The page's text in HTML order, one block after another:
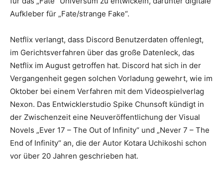
Aufkleber für „Fate/strange Fake“.
Netflix verlangt, dass Discord Benutzerdaten offenlegt,
im Gerichtsverfahren über das große Datenleck, das
Netflix im August getroffen hat. Discord hat sich in der
Vergangenheit gegen solchen Vorladung gewehrt, wie im
Oktober bei einem Verfahren mit dem Videospielverlag
Nexon. Das Entwicklerstudio Spike Chunsoft kündigt in
der Zwischenzeit eine Neuveröffentlichung der Visual
Novels „Ever 17 – The Out of Infinity“ und „Never 7 – The
End of Infinity“ an, die der Autor Kotara Uchikoshi schon
vor über 20 Jahren geschrieben hat.